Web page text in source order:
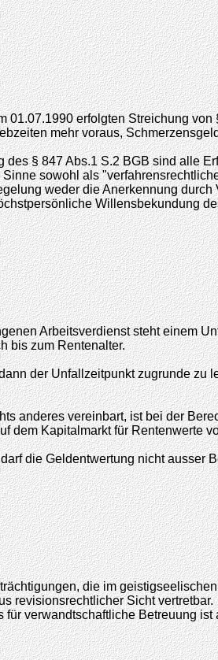
01.07.1990 erfolgten Streichung
mehr voraus,
des § 847 Abs.1 S.2 BGB sind alle
sowohl als
weder die Anerkennung
Willensbekundung
Arbeitsverdienst steht einem
bis zum Rentenalter.
der Unfallzeitpunkt zugrunde
anderes vereinbart, ist bei der
dem Kapitalmarkt für Rentenwerte
die Geldentwertung nicht ausser
die im
revisionsrechtlicher Sicht vertretbar.
verwandtschaftliche Betreuung